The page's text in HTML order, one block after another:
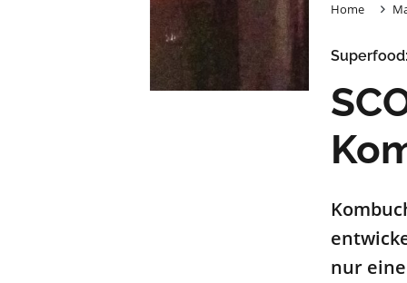
Home
nur